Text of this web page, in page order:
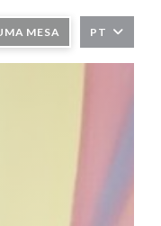
MESA PT